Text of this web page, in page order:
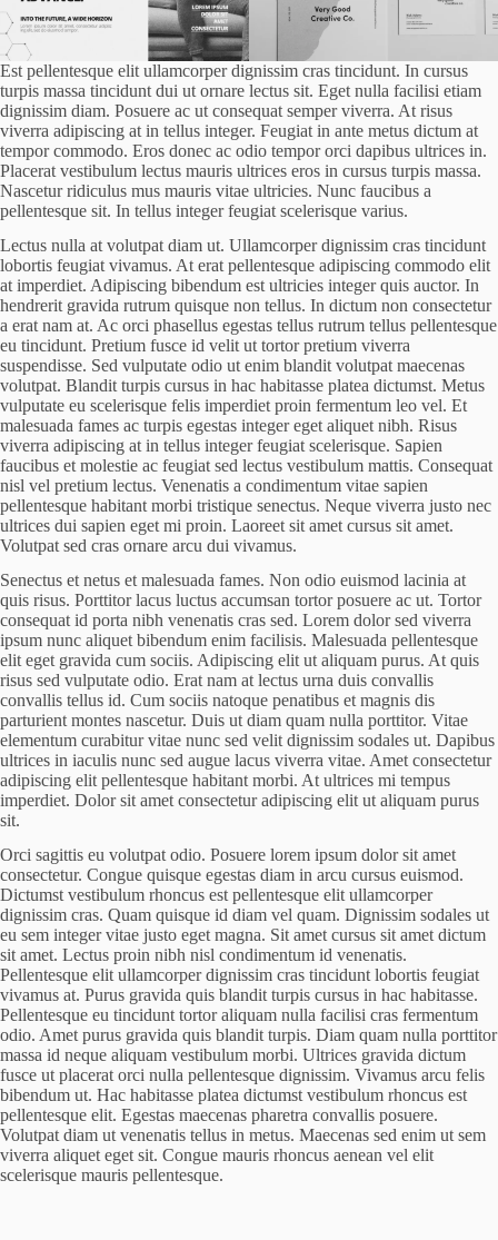
Est pellentesque elit ullamcorper dignissim cras tincidunt. In cursus
turpis massa tincidunt dui ut ornare lectus sit. Eget nulla facilisi etiam
dignissim diam. Posuere ac ut consequat semper viverra. At risus
viverra adipiscing at in tellus integer. Feugiat in ante metus dictum at
tempor commodo. Eros donec ac odio tempor orci dapibus ultrices in.
Placerat vestibulum lectus mauris ultrices eros in cursus turpis massa.
Nascetur ridiculus mus mauris vitae ultricies. Nunc faucibus a
pellentesque sit. In tellus integer feugiat scelerisque varius.
Lectus nulla at volutpat diam ut. Ullamcorper dignissim cras tincidunt
lobortis feugiat vivamus. At erat pellentesque adipiscing commodo elit
at imperdiet. Adipiscing bibendum est ultricies integer quis auctor. In
hendrerit gravida rutrum quisque non tellus. In dictum non consectetur
a erat nam at. Ac orci phasellus egestas tellus rutrum tellus pellentesque
eu tincidunt. Pretium fusce id velit ut tortor pretium viverra
suspendisse. Sed vulputate odio ut enim blandit volutpat maecenas
volutpat. Blandit turpis cursus in hac habitasse platea dictumst. Metus
vulputate eu scelerisque felis imperdiet proin fermentum leo vel. Et
malesuada fames ac turpis egestas integer eget aliquet nibh. Risus
viverra adipiscing at in tellus integer feugiat scelerisque. Sapien
faucibus et molestie ac feugiat sed lectus vestibulum mattis. Consequat
nisl vel pretium lectus. Venenatis a condimentum vitae sapien
pellentesque habitant morbi tristique senectus. Neque viverra justo nec
ultrices dui sapien eget mi proin. Laoreet sit amet cursus sit amet.
Volutpat sed cras ornare arcu dui vivamus.
Senectus et netus et malesuada fames. Non odio euismod lacinia at
quis risus. Porttitor lacus luctus accumsan tortor posuere ac ut. Tortor
consequat id porta nibh venenatis cras sed. Lorem dolor sed viverra
ipsum nunc aliquet bibendum enim facilisis. Malesuada pellentesque
elit eget gravida cum sociis. Adipiscing elit ut aliquam purus. At quis
risus sed vulputate odio. Erat nam at lectus urna duis convallis
convallis tellus id. Cum sociis natoque penatibus et magnis dis
parturient montes nascetur. Duis ut diam quam nulla porttitor. Vitae
elementum curabitur vitae nunc sed velit dignissim sodales ut. Dapibus
ultrices in iaculis nunc sed augue lacus viverra vitae. Amet consectetur
adipiscing elit pellentesque habitant morbi. At ultrices mi tempus
imperdiet. Dolor sit amet consectetur adipiscing elit ut aliquam purus
sit.
Orci sagittis eu volutpat odio. Posuere lorem ipsum dolor sit amet
consectetur. Congue quisque egestas diam in arcu cursus euismod.
Dictumst vestibulum rhoncus est pellentesque elit ullamcorper
dignissim cras. Quam quisque id diam vel quam. Dignissim sodales ut
eu sem integer vitae justo eget magna. Sit amet cursus sit amet dictum
sit amet. Lectus proin nibh nisl condimentum id venenatis.
Pellentesque elit ullamcorper dignissim cras tincidunt lobortis feugiat
vivamus at. Purus gravida quis blandit turpis cursus in hac habitasse.
Pellentesque eu tincidunt tortor aliquam nulla facilisi cras fermentum
odio. Amet purus gravida quis blandit turpis. Diam quam nulla porttitor
massa id neque aliquam vestibulum morbi. Ultrices gravida dictum
fusce ut placerat orci nulla pellentesque dignissim. Vivamus arcu felis
bibendum ut. Hac habitasse platea dictumst vestibulum rhoncus est
pellentesque elit. Egestas maecenas pharetra convallis posuere.
Volutpat diam ut venenatis tellus in metus. Maecenas sed enim ut sem
viverra aliquet eget sit. Congue mauris rhoncus aenean vel elit
scelerisque mauris pellentesque.